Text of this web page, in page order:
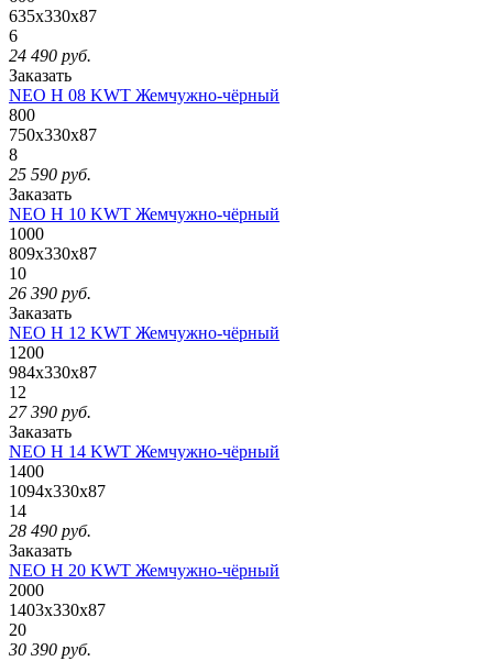
635x330x87
6
24 490 руб.
Заказать
NEO H 08 KWT Жемчужно-чёрный
800
750x330x87
8
25 590 руб.
Заказать
NEO H 10 KWT Жемчужно-чёрный
1000
809x330x87
10
26 390 руб.
Заказать
NEO H 12 KWT Жемчужно-чёрный
1200
984x330x87
12
27 390 руб.
Заказать
NEO H 14 KWT Жемчужно-чёрный
1400
1094x330x87
14
28 490 руб.
Заказать
NEO H 20 KWT Жемчужно-чёрный
2000
1403x330x87
20
30 390 руб.